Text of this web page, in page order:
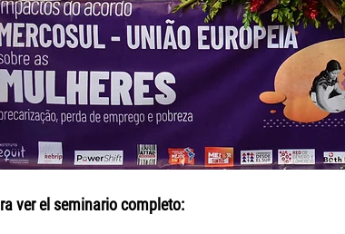
ver el seminario completo: